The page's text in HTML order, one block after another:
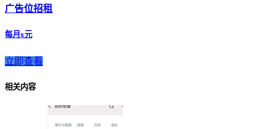
广告位招租
每月x元
立即查看
相关内容